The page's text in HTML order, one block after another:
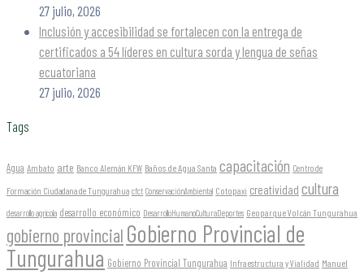
27 julio, 2026
Inclusión y accesibilidad se fortalecen con la entrega de
certificados a 54 líderes en cultura sorda y lengua de señas
ecuatoriana
27 julio, 2026
Tags
Agua Ambato arte Banco Alemán KFW Baños de Agua Santa capacitación Centro de
Formación Ciudadana de Tungurahua cfct ConservaciónAmbiental Cotopaxi creatividad cultura
desarrollo agrícola desarrollo económico DesarrolloHumanoCulturaDeportes Geoparque Volcán Tungurahua
gobierno provincial Gobierno Provincial de
Tungurahua Gobierno Provincial Tungurahua Infraestructura y Vialidad Manuel